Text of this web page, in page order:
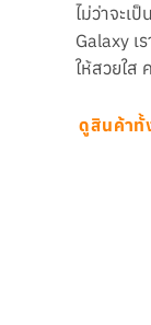
ไม่ว่าจะเ
Galaxy เ
ให้สวยใส
ดูสินค้าทั้